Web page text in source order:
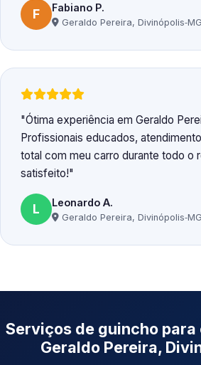
F Fabiano P.
Geraldo Pereira, Divinópolis‑MG
Ótima experiência em Geraldo
Profissionais educados,
total com meu carro durante todo o
satisfeito!
L Leonardo A.
Geraldo Pereira, Divinópolis‑MG
Serviços de guincho
Geraldo Pereira,